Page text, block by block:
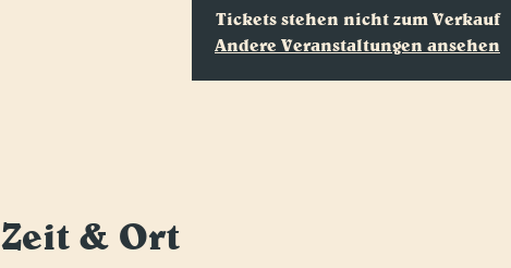
Tickets stehen nicht zum Verkauf
Andere Veranstaltungen ansehen
Zeit & Ort